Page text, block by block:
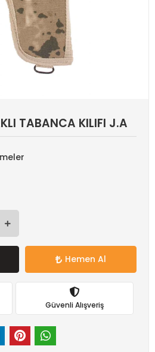
TABANCA KILIFI J.A
Hemen Al
Güvenli Alışveriş